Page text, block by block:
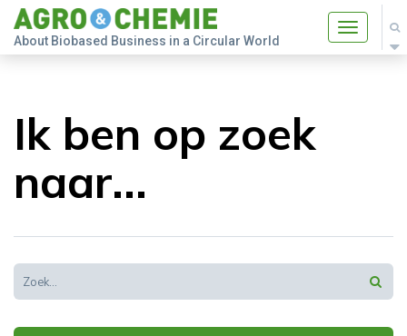
Toggle
About Biobased Business in a Circular World
Ik ben op zoek
naar...